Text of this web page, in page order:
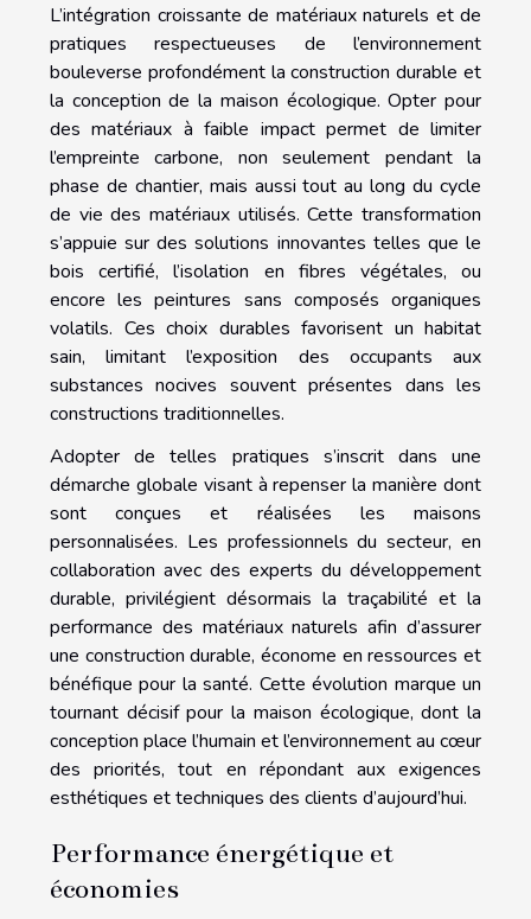
L’intégration croissante de matériaux naturels et de
pratiques respectueuses de l’environnement
bouleverse profondément la construction durable et
la conception de la maison écologique. Opter pour
des matériaux à faible impact permet de limiter
l’empreinte carbone, non seulement pendant la
phase de chantier, mais aussi tout au long du cycle
de vie des matériaux utilisés. Cette transformation
s’appuie sur des solutions innovantes telles que le
bois certifié, l’isolation en fibres végétales, ou
encore les peintures sans composés organiques
volatils. Ces choix durables favorisent un habitat
sain, limitant l’exposition des occupants aux
substances nocives souvent présentes dans les
constructions traditionnelles.
Adopter de telles pratiques s’inscrit dans une
démarche globale visant à repenser la manière dont
sont conçues et réalisées les maisons
personnalisées. Les professionnels du secteur, en
collaboration avec des experts du développement
durable, privilégient désormais la traçabilité et la
performance des matériaux naturels afin d’assurer
une construction durable, économe en ressources et
bénéfique pour la santé. Cette évolution marque un
tournant décisif pour la maison écologique, dont la
conception place l’humain et l’environnement au cœur
des priorités, tout en répondant aux exigences
esthétiques et techniques des clients d’aujourd’hui.
Performance énergétique et
économies